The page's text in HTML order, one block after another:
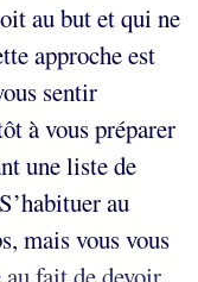
au but et qui ne
approche est
sentir
à vous préparer
une liste de
au
mais vous vous